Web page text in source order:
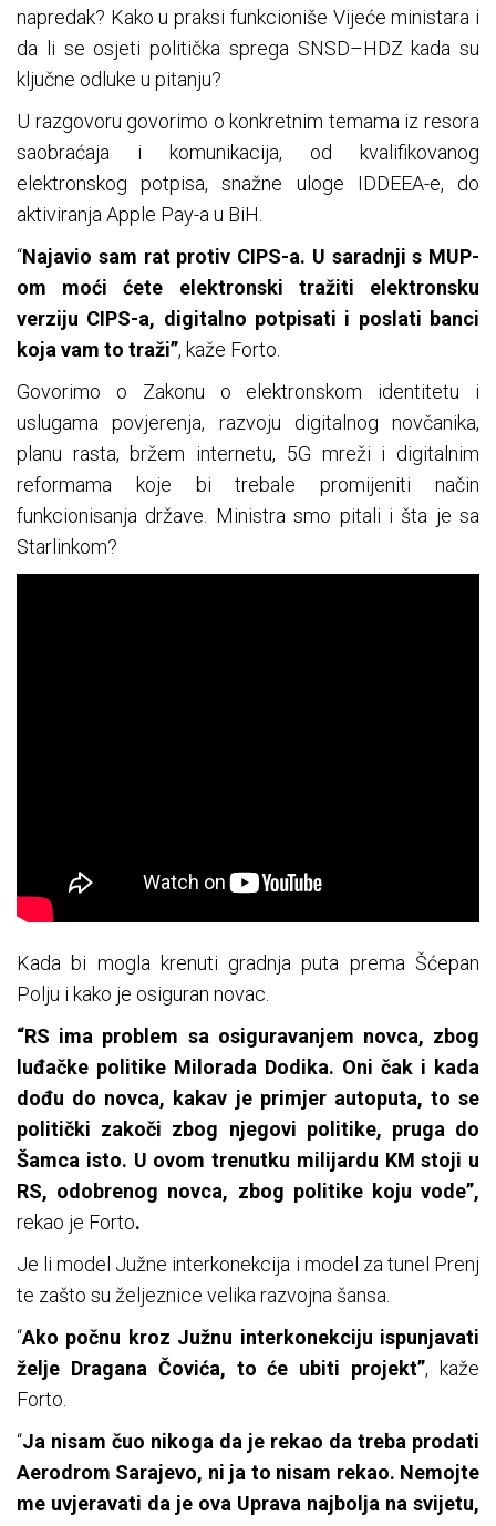
napredak? Kako u praksi funkcioniše Vijeće ministara i
da li se osjeti politička sprega SNSD–HDZ kada su
ključne odluke u pitanju?
U razgovoru govorimo o konkretnim temama iz resora
saobraćaja i komunikacija, od kvalifikovanog
elektronskog potpisa, snažne uloge IDDEEA-e, do
aktiviranja Apple Pay-a u BiH.
“Najavio sam rat protiv CIPS-a. U saradnji s MUP-
om moći ćete elektronski tražiti elektronsku
verziju CIPS-a, digitalno potpisati i poslati banci
koja vam to traži”, kaže Forto.
Govorimo o Zakonu o elektronskom identitetu i
uslugama povjerenja, razvoju digitalnog novčanika,
planu rasta, bržem internetu, 5G mreži i digitalnim
reformama koje bi trebale promijeniti način
funkcionisanja države. Ministra smo pitali i šta je sa
Starlinkom?
Kada bi mogla krenuti gradnja puta prema Šćepan
Polju i kako je osiguran novac.
“RS ima problem sa osiguravanjem novca, zbog
luđačke politike Milorada Dodika. Oni čak i kada
dođu do novca, kakav je primjer autoputa, to se
politički zakoči zbog njegovi politike, pruga do
Šamca isto. U ovom trenutku milijardu KM stoji u
RS, odobrenog novca, zbog politike koju vode”,
rekao je Forto.
Je li model Južne interkonekcija i model za tunel Prenj
te zašto su željeznice velika razvojna šansa.
“Ako počnu kroz Južnu interkonekciju ispunjavati
želje Dragana Čovića, to će ubiti projekt”, kaže
Forto.
“Ja nisam čuo nikoga da je rekao da treba prodati
Aerodrom Sarajevo, ni ja to nisam rekao. Nemojte
me uvjeravati da je ova Uprava najbolja na svijetu,